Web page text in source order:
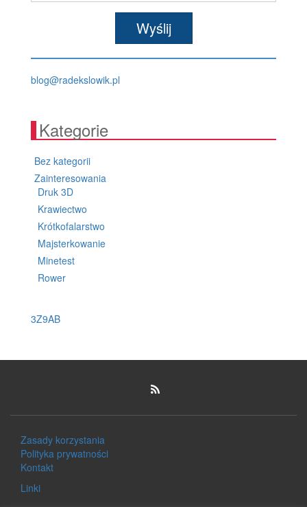
lp.kiwolskedar@golb
Kategorie
Bez kategorii
Zainteresowania
Druk 3D
Krawiectwo
Krótkofalarstwo
Majsterkowanie
Minetest
Rower
3Z9AB
Zasa­dy korzystania
Poli­ty­ka prywatności
Kon­takt
Lin­ki